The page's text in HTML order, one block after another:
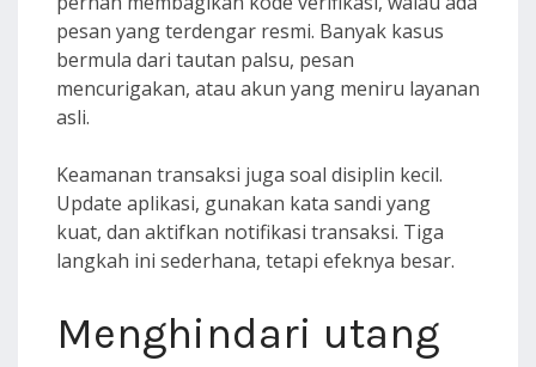
pesan yang terdengar resmi. Banyak kasus
bermula dari tautan palsu, pesan
mencurigakan, atau akun yang meniru layanan
asli.
Keamanan transaksi juga soal disiplin kecil.
Update aplikasi, gunakan kata sandi yang
kuat, dan aktifkan notifikasi transaksi. Tiga
langkah ini sederhana, tetapi efeknya besar.
Menghindari utang